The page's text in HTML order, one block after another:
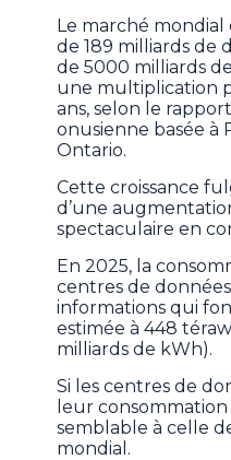
Le marché mondial
de 189 milliards de
de 5000 milliards
une multiplication
ans, selon le
onusienne basée à
Ontario.
Cette croissance
d’une
spectaculaire en
En 2025, la
centres de
informations qui
estimée à 448
milliards de kWh).
Si les centres de
leur
semblable à celle
mondial.